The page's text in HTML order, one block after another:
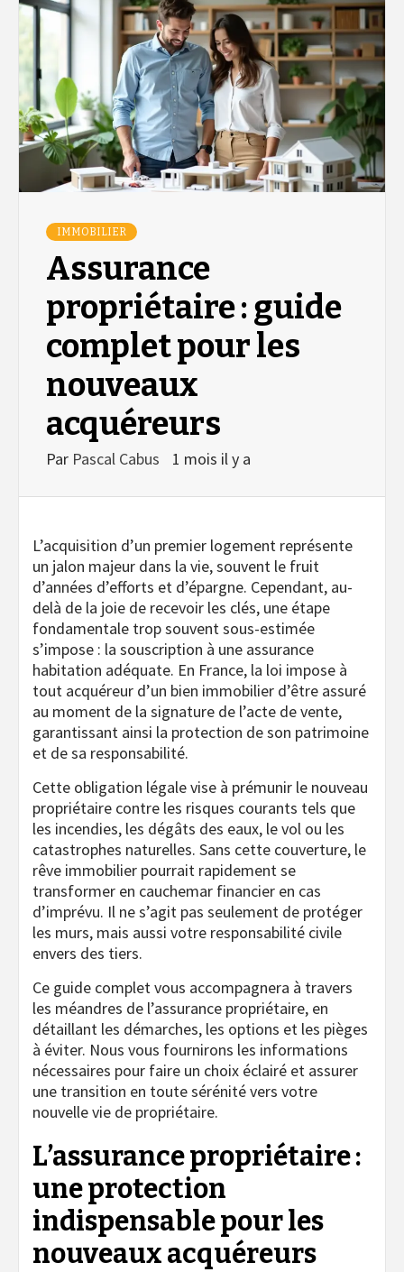
IMMOBILIER
Assurance
propriétaire : guide
complet pour les
nouveaux
acquéreurs
Par Pascal Cabus 1 mois il y a
L’acquisition d’un premier logement représente
un jalon majeur dans la vie, souvent le fruit
d’années d’efforts et d’épargne. Cependant, au-
delà de la joie de recevoir les clés, une étape
fondamentale trop souvent sous-estimée
s’impose : la souscription à une assurance
habitation adéquate. En France, la loi impose à
tout acquéreur d’un bien immobilier d’être assuré
au moment de la signature de l’acte de vente,
garantissant ainsi la protection de son patrimoine
et de sa responsabilité.
Cette obligation légale vise à prémunir le nouveau
propriétaire contre les risques courants tels que
les incendies, les dégâts des eaux, le vol ou les
catastrophes naturelles. Sans cette couverture, le
rêve immobilier pourrait rapidement se
transformer en cauchemar financier en cas
d’imprévu. Il ne s’agit pas seulement de protéger
les murs, mais aussi votre responsabilité civile
envers des tiers.
Ce guide complet vous accompagnera à travers
les méandres de l’assurance propriétaire, en
détaillant les démarches, les options et les pièges
à éviter. Nous vous fournirons les informations
nécessaires pour faire un choix éclairé et assurer
une transition en toute sérénité vers votre
nouvelle vie de propriétaire.
L’assurance propriétaire :
une protection
indispensable pour les
nouveaux acquéreurs